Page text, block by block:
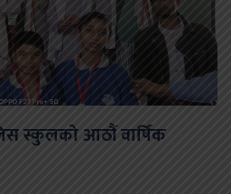
स्कुलको आठौं वार्षिक